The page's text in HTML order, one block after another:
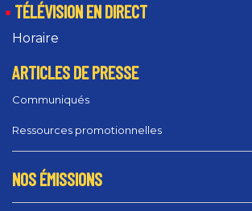
TÉLÉVISION EN DIRECT
Horaire
ARTICLES DE PRESSE
Communiqués
Ressources promotionnelles
NOS ÉMISSIONS